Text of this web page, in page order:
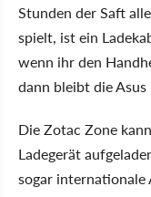
Stunden der Saft
spielt, ist ein
wenn ihr den
dann bleibt die
Die Zotac Zone
Ladegerät
sogar internationale